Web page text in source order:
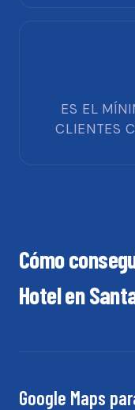
ES EL
CLIENTES
Cómo
Hotelen
Google Maps